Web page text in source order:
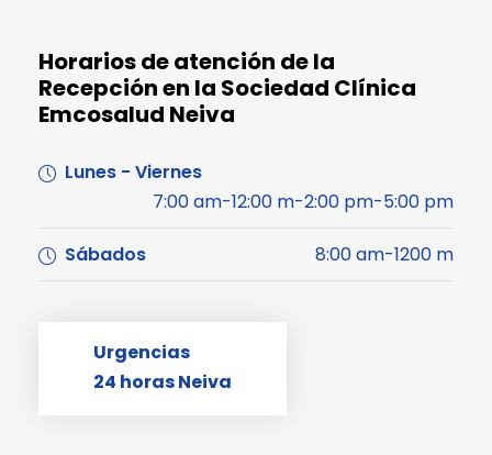
Horarios de atención de la
Recepción en la Sociedad Clínica
Emcosalud Neiva
Lunes - Viernes
7:00 am-12:00 m-2:00 pm-5:00 pm
Sábados 8:00 am-1200 m
Urgencias
24 horas Neiva